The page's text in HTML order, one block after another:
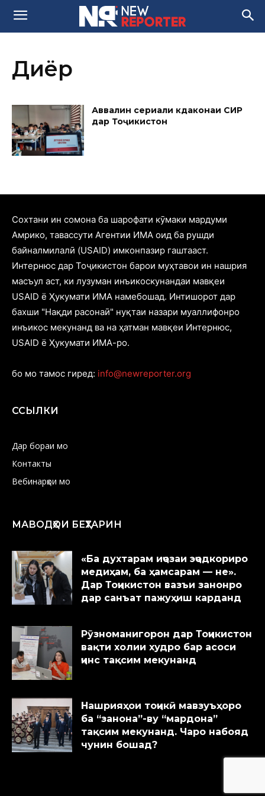
Диёр
Аввалин сериали кӯдаконаи СИР
дар Тоҷикистон
Cохтани ин сомона ба шарофати кӯмаки мардуми
Амрико, тавассути Агентии ИМА оид ба рушди
байналмилалӣ (USAID) имконпазир гаштааст.
Интернюс дар Тоҷикистон барои муҳтавои ин нашрия
масъул аст, ки лузуман инъикоскунандаи мавқеи
USAID ё Ҳукумати ИМА намебошад. Интишорот дар
бахши "Нақди расонаӣ" нуқтаи назари муаллифонро
инъикос мекунанд ва на ҳатман мавқеи Интернюс,
USAID ё Ҳукумати ИМА-ро.
бо мо тамос гиред: info@newreporter.org
ССЫЛКИ
Дар бораи мо
Контакты
Вебинарҳои мо
МАВОДҲОИ БЕҲТАРИН
«Ба духтарам иҷозаи эҷодкориро
медиҳам, ба ҳамсарам — не».
Дар Тоҷикистон вазъи занонро
дар санъат пажуҳиш карданд
Рӯзноманигорон дар Тоҷикистон
вақти холии худро бар асоси
ҷинс тақсим мекунанд
Нашрияҳои тоҷикӣ мавзуъҳоро
ба “занона”-ву “мардона”
тақсим мекунанд. Чаро набояд
чунин бошад?